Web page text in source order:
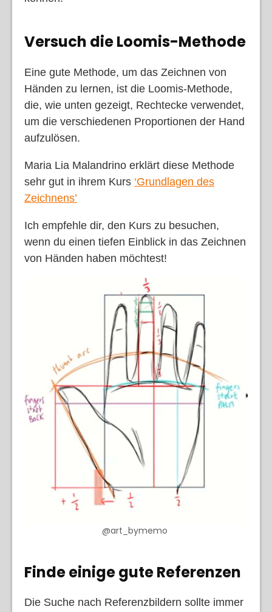
Versuch die Loomis-Methode
Eine gute Methode, um das Zeichnen von
Händen zu lernen, ist die Loomis-Methode,
die, wie unten gezeigt, Rechtecke verwendet,
um die verschiedenen Proportionen der Hand
aufzulösen.
Maria Lia Malandrino erklärt diese Methode
sehr gut in ihrem Kurs ‘Grundlagen des
Zeichnens’
Ich empfehle dir, den Kurs zu besuchen,
wenn du einen tiefen Einblick in das Zeichnen
von Händen haben möchtest!
@art_bymemo
Finde einige gute Referenzen
Die Suche nach Referenzbildern sollte immer